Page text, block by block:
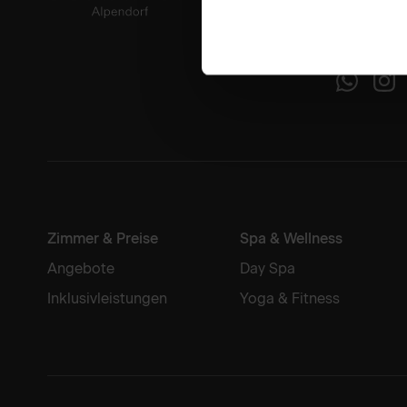
Zimmer & Preise
Angebote
Inklusivleistungen
Spa & Wellness
Day Spa
Yoga & Fitness